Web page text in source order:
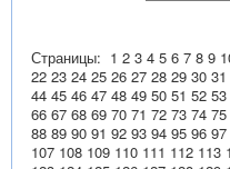
Страницы: 1 2 3 4 5 6 7 8 9
22 23 24 25 26 27 28 29 30 31
44 45 46 47 48 49 50 51 52 53
66 67 68 69 70 71 72 73 74 75
88 89 90 91 92 93 94 95 96 97
107 108 109 110 111 112 113